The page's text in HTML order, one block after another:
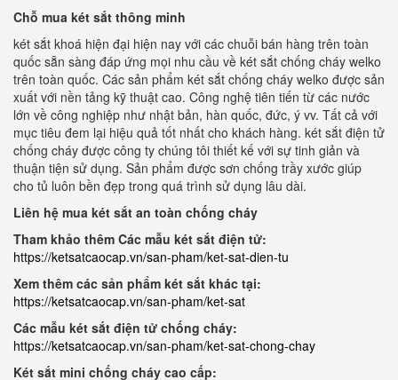
Chỗ mua két sắt thông minh
két sắt khoá hiện đại hiện nay với các chuỗi bán hàng trên toàn
quốc sẵn sàng đáp ứng mọi nhu cầu về két sắt chống cháy welko
trên toàn quốc. Các sản phẩm két sắt chống cháy welko được sản
xuất với nền tảng kỹ thuật cao. Công nghệ tiên tiến từ các nước
lớn về công nghiệp như nhật bản, hàn quốc, đức, ý vv. Tất cả với
mục tiêu đem lại hiệu quả tốt nhất cho khách hàng. két sắt điện tử
chống cháy được công ty chúng tôi thiết kế với sự tinh giản và
thuận tiện sử dụng. Sản phẩm được sơn chống trầy xước giúp
cho tủ luôn bền đẹp trong quá trình sử dụng lâu dài.
Liên hệ mua két sắt an toàn chống cháy
Tham khảo thêm Các mẫu két sắt điện tử:
https://ketsatcaocap.vn/san-pham/ket-sat-dien-tu
Xem thêm các sản phẩm két sắt khác tại:
https://ketsatcaocap.vn/san-pham/ket-sat
Các mẫu két sắt điện tử chống cháy:
https://ketsatcaocap.vn/san-pham/ket-sat-chong-chay
Két sắt mini chống cháy cao cấp: